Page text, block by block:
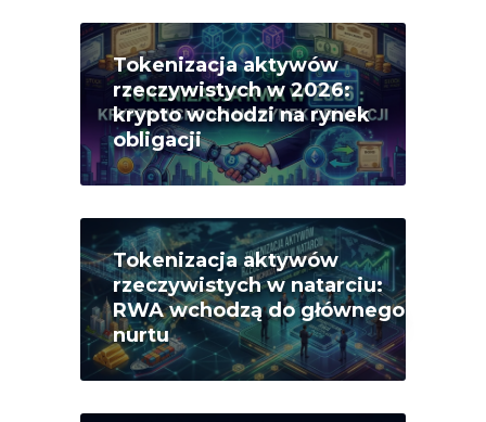
Tokenizacja aktywów
rzeczywistych w 2026:
krypto wchodzi na rynek
obligacji
Tokenizacja aktywów
rzeczywistych w natarciu:
RWA wchodzą do głównego
nurtu